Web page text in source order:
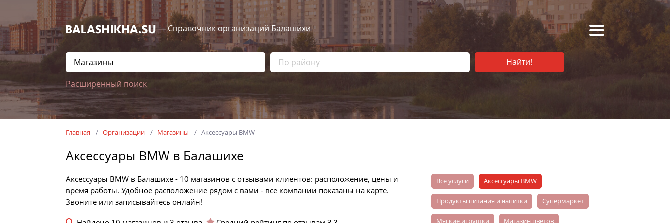
— Справочник организаций Балашихи
Расширенный поиск
Найти!
Главная Организации Магазины Аксессуары BMW
Аксессуары BMW в Балашихе
Аксессуары BMW в Балашихе - 10 магазинов с отзывами клиентов: расположение, цены и
время работы. Удобное расположение рядом с вами - все компании показаны на карте.
Звоните или записывайтесь онлайн!
Все услуги аксессуары BMW
продукты питания и напитки супермаркет
мягкие игрушки магазин цветов